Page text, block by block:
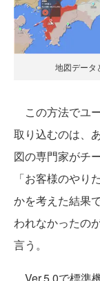
地図データ
この方法でユ
取り込むのは、
図の専門家がチ
「お客様のやり
かを考えた結果
われなかったの
言う。